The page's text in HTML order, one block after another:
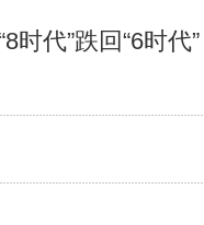
时代”跌回“6时代”